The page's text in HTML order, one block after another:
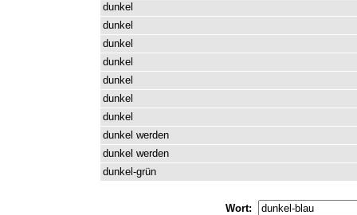
dunkel
dunkel
dunkel
dunkel
dunkel
dunkel
dunkel
dunkel werden
dunkel werden
dunkel-grün
Wort: